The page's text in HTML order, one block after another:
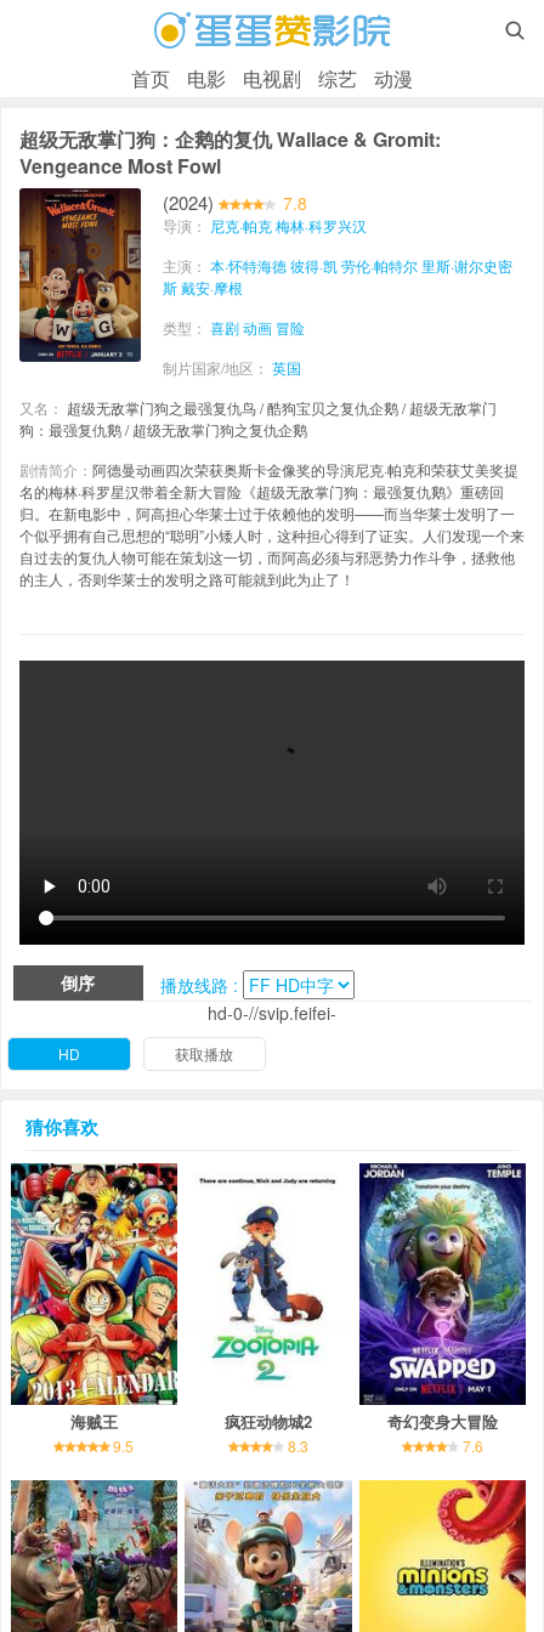

首页 电影 电视剧 综艺 动漫
超级无敌掌门狗：企鹅的复仇 Wallace & Gromit:
Vengeance Most Fowl
(2024) 7.8
导演： 尼克·帕克梅林·科罗兴汉
主演： 本·怀特海德彼得·凯劳伦·帕特尔 里斯·谢尔史密
斯戴安·摩根
类型： 喜剧动画 冒险
制片国家/地区： 英国
又名： 超级无敌掌门狗之最强复仇鸟 / 酷狗宝贝之复仇企鹅 / 超级无敌掌门
狗：最强复仇鹅 / 超级无敌掌门狗之复仇企鹅
剧情简介： 阿德曼动画四次荣获奥斯卡金像奖的导演尼克·帕克和荣获艾美奖提
名的梅林·科罗星汉带着全新大冒险《超级无敌掌门狗：最强复仇鹅》重磅回
归。在新电影中，阿高担心华莱士过于依赖他的发明——而当华莱士发明了一
个似乎拥有自己思想的“聪明”小矮人时，这种担心得到了证实。人们发现一个来
自过去的复仇人物可能在策划这一切，而阿高必须与邪恶势力作斗争，拯救他
的主人，否则华莱士的发明之路可能就到此为止了！
倒序
播放线路 :
hd-0-//svip.feifei-
HD 获取播放
猜你喜欢
海贼王
9.5
疯狂动物城2
8.3
奇幻变身大冒险
7.6